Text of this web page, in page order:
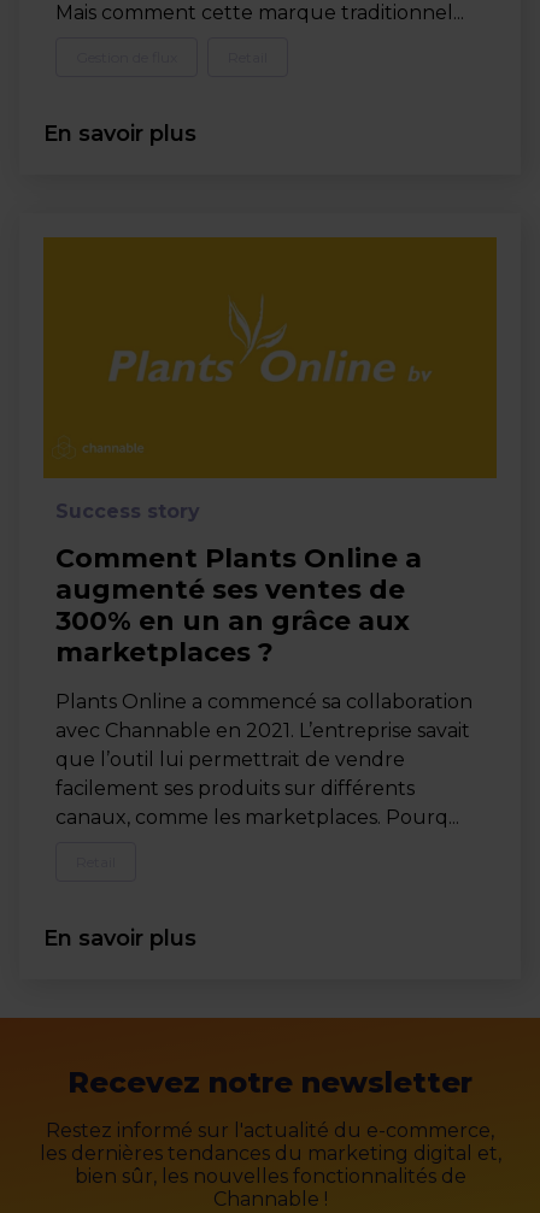
Mais comment cette marque traditionnel...
En savoir plus
Success story
Comment Plants Online a
augmenté ses ventes de
300% en un an grâce aux
marketplaces ?
Plants Online a commencé sa collaboration
avec Channable en 2021. L’entreprise savait
que l’outil lui permettrait de vendre
facilement ses produits sur différents
canaux, comme les marketplaces. Pourq...
En savoir plus
Recevez notre newsletter
Restez informé sur l'actualité du e-commerce,
les dernières tendances du marketing digital et,
bien sûr, les nouvelles fonctionnalités de
Channable !